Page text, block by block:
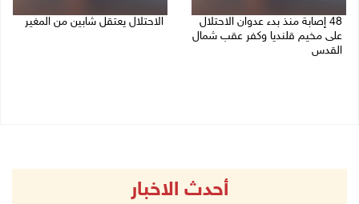
48 إصابة منذ بدء عدوان الاحتلال
على مخيم قلنديا وكفر عقب شمال
القدس
الاحتلال يعتقل شابين من المغير
أحدث الاخبار